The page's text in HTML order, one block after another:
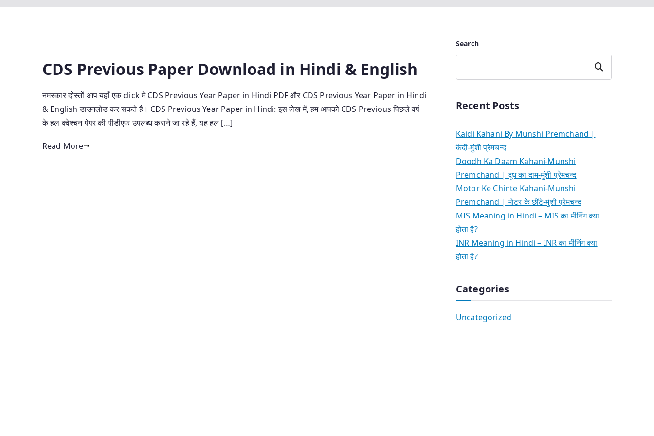
CDS Previous Paper Download in Hindi & English
नमस्कार दोस्तों आप यहाँ एक click में CDS Previous Year Paper in Hindi PDF और CDS Previous Year Paper in Hindi
& English डाउनलोड कर सकते है। CDS Previous Year Paper in Hindi: इस लेख में, हम आपको CDS Previous पिछले वर्ष
के हल क्वेश्चन पेपर की पीडीएफ उपलब्ध कराने जा रहे हैं, यह हल […]
Read More
Search
Search
Recent Posts
Kaidi Kahani By Munshi Premchand |
कैदी-मुंशी प्रेमचन्द
Doodh Ka Daam Kahani-Munshi
Premchand | दूध का दाम-मुंशी प्रेमचन्द
Motor Ke Chinte Kahani-Munshi
Premchand | मोटर के छींटे-मुंशी प्रेमचन्द
MIS Meaning in Hindi – MIS का मीनिंग क्या
होता है?
INR Meaning in Hindi – INR का मीनिंग क्या
होता है?
Categories
Uncategorized